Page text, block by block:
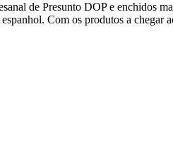
de Presunto DOP e
Com os produtos a